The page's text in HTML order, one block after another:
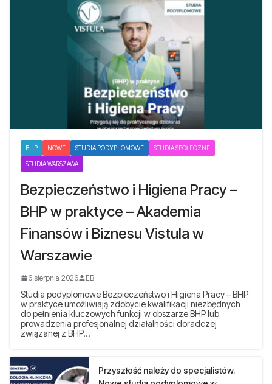
BHP NOWE STUDIA PODYPLOMOWE STUDIA SPOŁECZNE
STUDIA WARSZAWA
Bezpieczeństwo i Higiena Pracy –
BHP w praktyce – Akademia
Finansów i Biznesu Vistula w
Warszawie
6 sierpnia 2026 EB
Studia podyplomowe Bezpieczeństwo i Higiena Pracy – BHP
w praktyce umożliwiają zdobycie kwalifikacji niezbędnych
do pełnienia kluczowych funkcji w obszarze BHP lub
prowadzenia profesjonalnej działalności doradczej
związanej z BHP…
Przyszłość należy do specjalistów.